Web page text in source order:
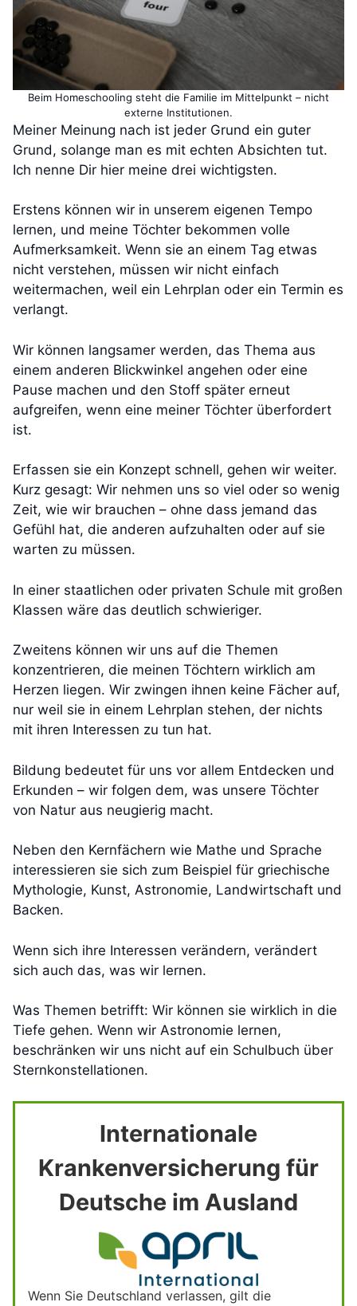
Beim Homeschooling steht die Familie im Mittelpunkt – nicht
externe Institutionen.
Meiner Meinung nach ist jeder Grund ein guter
Grund, solange man es mit echten Absichten tut.
Ich nenne Dir hier meine drei wichtigsten.
Erstens können wir in unserem eigenen Tempo
lernen, und meine Töchter bekommen volle
Aufmerksamkeit. Wenn sie an einem Tag etwas
nicht verstehen, müssen wir nicht einfach
weitermachen, weil ein Lehrplan oder ein Termin es
verlangt.
Wir können langsamer werden, das Thema aus
einem anderen Blickwinkel angehen oder eine
Pause machen und den Stoff später erneut
aufgreifen, wenn eine meiner Töchter überfordert
ist.
Erfassen sie ein Konzept schnell, gehen wir weiter.
Kurz gesagt: Wir nehmen uns so viel oder so wenig
Zeit, wie wir brauchen – ohne dass jemand das
Gefühl hat, die anderen aufzuhalten oder auf sie
warten zu müssen.
In einer staatlichen oder privaten Schule mit großen
Klassen wäre das deutlich schwieriger.
Zweitens können wir uns auf die Themen
konzentrieren, die meinen Töchtern wirklich am
Herzen liegen. Wir zwingen ihnen keine Fächer auf,
nur weil sie in einem Lehrplan stehen, der nichts
mit ihren Interessen zu tun hat.
Bildung bedeutet für uns vor allem Entdecken und
Erkunden – wir folgen dem, was unsere Töchter
von Natur aus neugierig macht.
Neben den Kernfächern wie Mathe und Sprache
interessieren sie sich zum Beispiel für griechische
Mythologie, Kunst, Astronomie, Landwirtschaft und
Backen.
Wenn sich ihre Interessen verändern, verändert
sich auch das, was wir lernen.
Was Themen betrifft: Wir können sie wirklich in die
Tiefe gehen. Wenn wir Astronomie lernen,
beschränken wir uns nicht auf ein Schulbuch über
Sternkonstellationen.
Internationale
Krankenversicherung für
Deutsche im Ausland
Wenn Sie Deutschland verlassen, gilt die